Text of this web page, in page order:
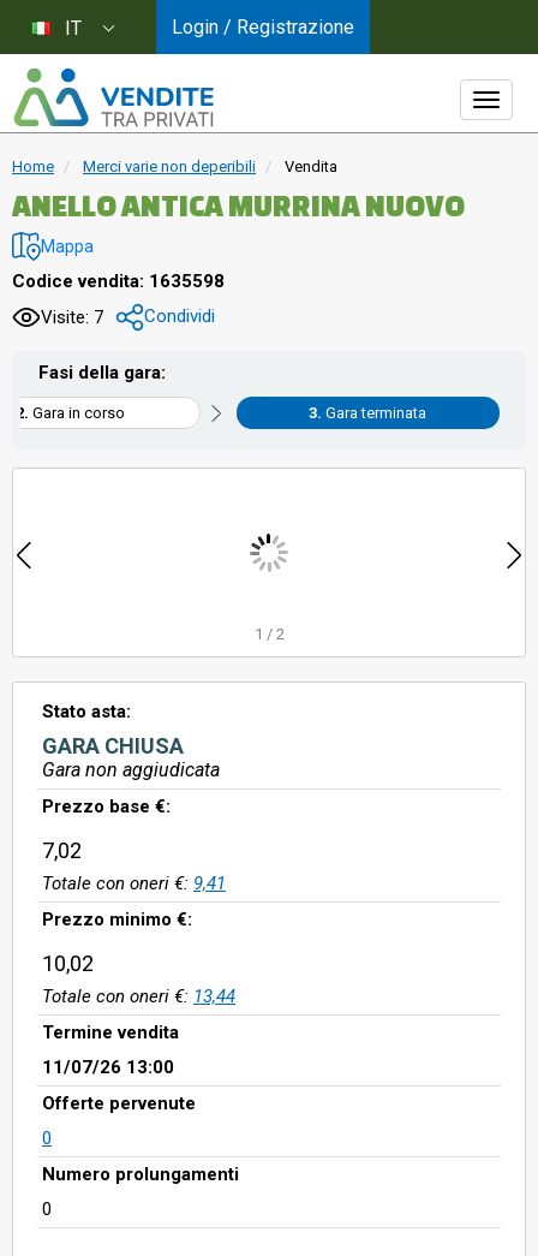
Home Merci varie non deperibili Vendita
ANELLO ANTICA MURRINA NUOVO
Mappa
Codice vendita: 1635598
Visite: 7
Condividi
Fasi della gara:
Gara in corso Gara terminata
1 / 2
Stato asta:
GARA CHIUSA
Gara non aggiudicata
Prezzo base €:
7,02
Totale con oneri €: 9,41
Prezzo minimo €:
10,02
Totale con oneri €: 13,44
Termine vendita
11/07/26 13:00
Offerte pervenute
0
Numero prolungamenti
0
IT Login / Registrazione